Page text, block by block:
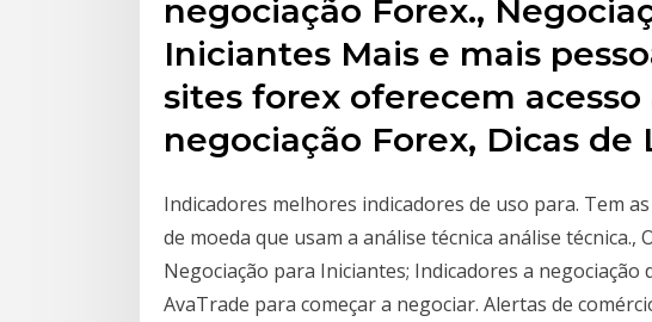
negociação Forex.,
Iniciantes Mais e mais
sites forex oferecem
negociação Forex, Dicas de
Indicadores melhores indicadores de uso para. Tem
de moeda que usam a análise técnica análise técnica.,
Negociação para Iniciantes; Indicadores a negociação
AvaTrade para começar a negociar. Alertas de